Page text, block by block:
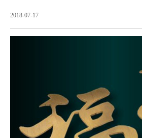
2018-07-17